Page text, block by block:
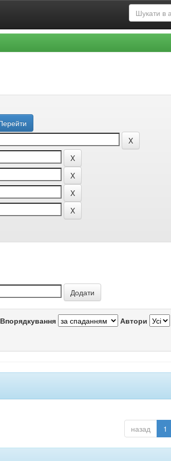
Впорядкування Автори
назад 1